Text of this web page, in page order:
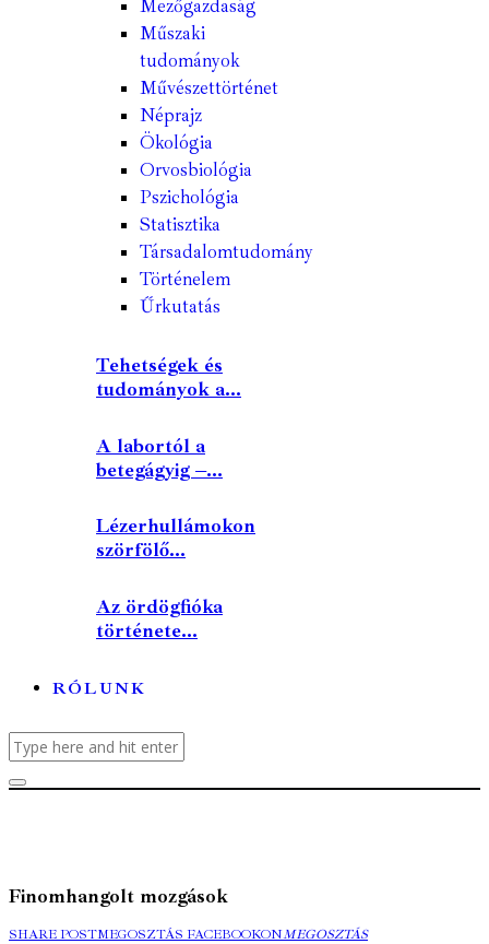
Mezőgazdaság
Műszaki
tudományok
Művészettörténet
Néprajz
Ökológia
Orvosbiológia
Pszichológia
Statisztika
Társadalomtudomány
Történelem
Űrkutatás
Tehetségek és
tudományok a...
A labortól a
betegágyig –...
Lézerhullámokon
szörfölő...
Az ördögfióka
története...
RÓLUNK
Finomhangolt mozgások
SHARE POSTMEGOSZTÁS FACEBOOKONMEGOSZTÁS